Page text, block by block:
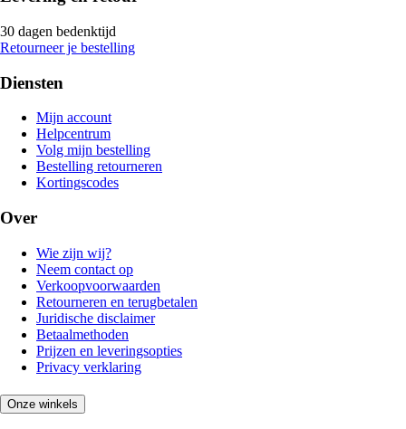
30 dagen bedenktijd
Retourneer je bestelling
Diensten
Mijn account
Helpcentrum
Volg mijn bestelling
Bestelling retourneren
Kortingscodes
Over
Wie zijn wij?
Neem contact op
Verkoopvoorwaarden
Retourneren en terugbetalen
Juridische disclaimer
Betaalmethoden
Prijzen en leveringsopties
Privacy verklaring
Onze winkels